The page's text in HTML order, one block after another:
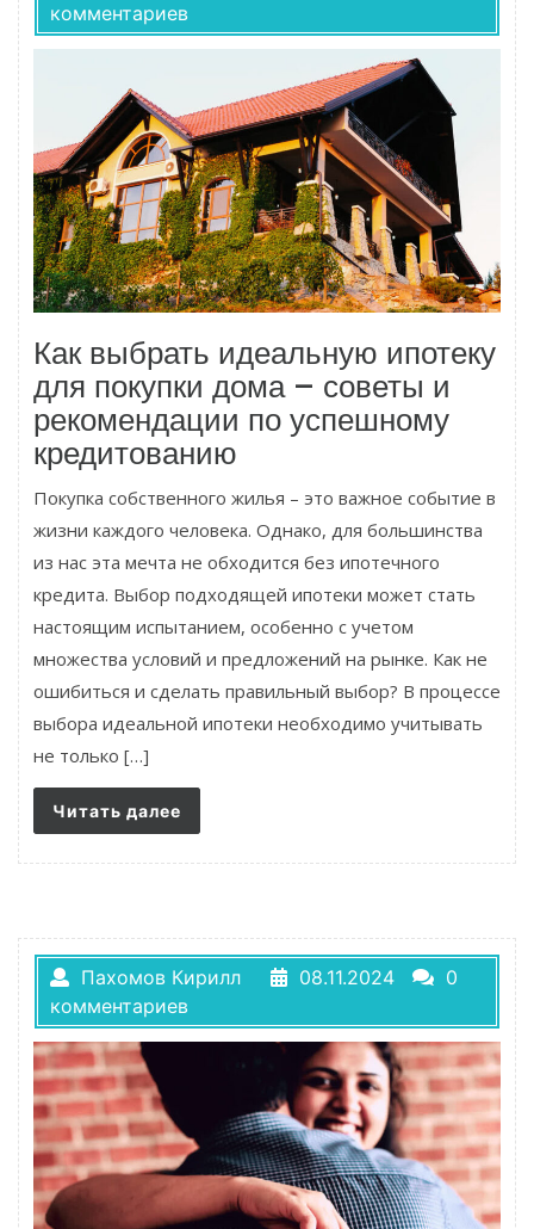
комментариев
Как выбрать идеальную ипотеку
для покупки дома – советы и
рекомендации по успешному
кредитованию
Покупка собственного жилья – это важное событие в
жизни каждого человека. Однако, для большинства
из нас эта мечта не обходится без ипотечного
кредита. Выбор подходящей ипотеки может стать
настоящим испытанием, особенно с учетом
множества условий и предложений на рынке. Как не
ошибиться и сделать правильный выбор? В процессе
выбора идеальной ипотеки необходимо учитывать
не только […]
Читать далее
Пахомов Кирилл 08.11.2024
0
комментариев